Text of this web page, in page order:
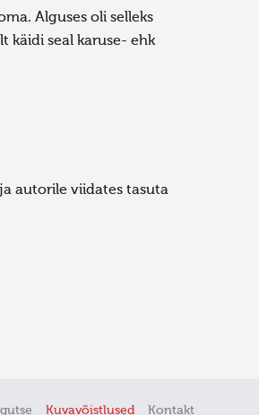
Alguses oli selleks
käidi seal karuse- ehk
autorile viidates tasuta
Kuvavõistlused Kontakt